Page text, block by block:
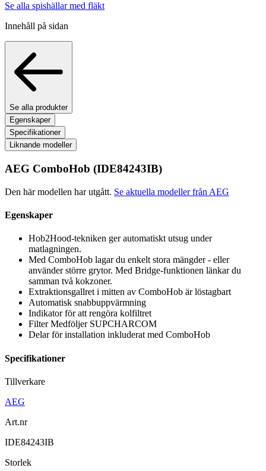
Se alla spishällar med fläkt
Innehåll på sidan
Se alla produkter
Egenskaper
Specifikationer
Liknande modeller
AEG ComboHob (IDE84243IB)
Den här modellen har utgått. Se aktuella modeller från AEG
Egenskaper
Hob2Hood-tekniken ger automatiskt utsug under
matlagningen.
Med ComboHob lagar du enkelt stora mängder - eller
använder större grytor. Med Bridge-funktionen länkar du
samman två kokzoner.
Extraktionsgallret i mitten av ComboHob är löstagbart
Automatisk snabbuppvärmning
Indikator för att rengöra kolfiltret
Filter Medföljer SUPCHARCOM
Delar för installation inkluderat med ComboHob
Specifikationer
Tillverkare
AEG
Art.nr
IDE84243IB
Storlek